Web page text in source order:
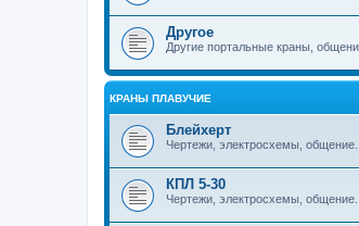
Другое
Другие портальные краны,
КРАНЫ ПЛАВУЧИЕ
Блейхерт
Чертежи, электросхемы, общение...
КПЛ 5-30
Чертежи, электросхемы, общение...